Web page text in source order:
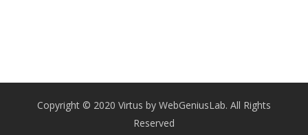
Copyright © 2020 Virtus by WebGeniusLab. All Rights
Reserved